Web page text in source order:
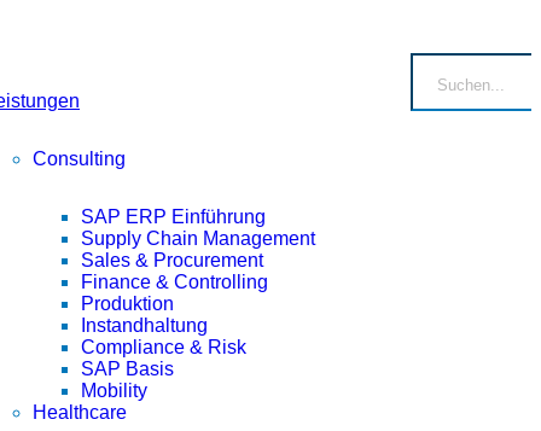
Consulting
SAP ERP Einführung
Supply Chain Management
Sales & Procurement
Finance & Controlling
Produktion
Instandhaltung
Compliance & Risk
SAP Basis
Mobility
Healthcare